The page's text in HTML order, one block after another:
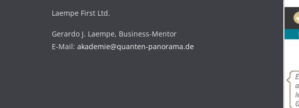
Laempe First Ltd.
Gerardo J. Laempe, Business-Mentor
E-Mail: akademie@quanten-panorama.de